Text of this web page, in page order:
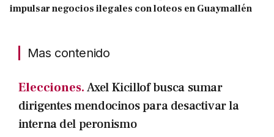
impulsar negocios ilegales con loteos en Guaymallén
Mas contenido
Elecciones.Axel Kicillof busca sumar
dirigentes mendocinos para desactivar la
interna del peronismo